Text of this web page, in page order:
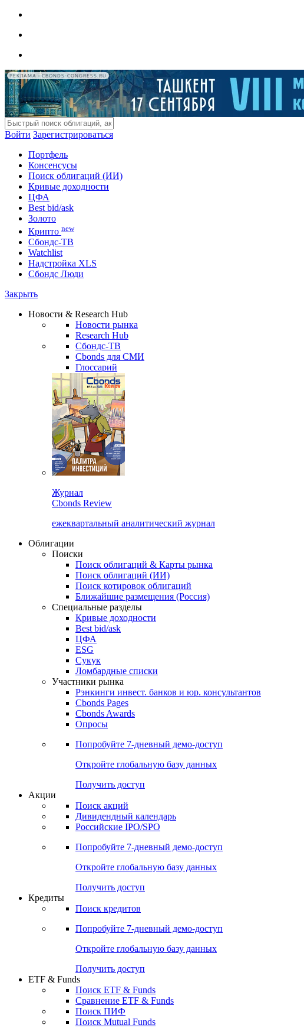
РЕКЛАМА • CBONDS-CONGRESS.RU
Войти Зарегистрироваться
Портфель
Консенсусы
Поиск облигаций (ИИ)
Кривые доходности
ЦФА
Best bid/ask
Золото
Крипто new
Сбондс-ТВ
Watchlist
Надстройка XLS
Сбондс Люди
Закрыть
Новости & Research Hub
Новости рынка
Research Hub
Сбондс-ТВ
Cbonds для СМИ
Глоссарий
Журнал
Cbonds Review
ежеквартальный аналитический журнал
Облигации
Поиски
Поиск облигаций & Карты рынка
Поиск облигаций (ИИ)
Поиск котировок облигаций
Ближайшие размещения (Россия)
Специальные разделы
Кривые доходности
Best bid/ask
ЦФА
ESG
Сукук
Ломбардные списки
Участники рынка
Рэнкинги инвест. банков и юр. консультантов
Cbonds Pages
Cbonds Awards
Опросы
Попробуйте 7-дневный демо-доступ
Откройте глобальную базу данных
Получить доступ
Акции
Поиск акций
Дивидендный календарь
Российские IPO/SPO
Попробуйте 7-дневный демо-доступ
Откройте глобальную базу данных
Получить доступ
Кредиты
Поиск кредитов
Попробуйте 7-дневный демо-доступ
Откройте глобальную базу данных
Получить доступ
ETF & Funds
Поиск ETF & Funds
Сравнение ETF & Funds
Поиск ПИФ
Поиск Mutual Funds